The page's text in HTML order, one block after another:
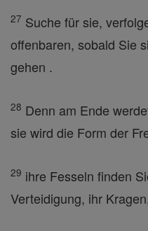
27 Suche für sie,
offenbaren, sobald Sie
gehen .
28 Denn am Ende
sie wird die Form der
29 ihre Fesseln finden
Verteidigung, ihr